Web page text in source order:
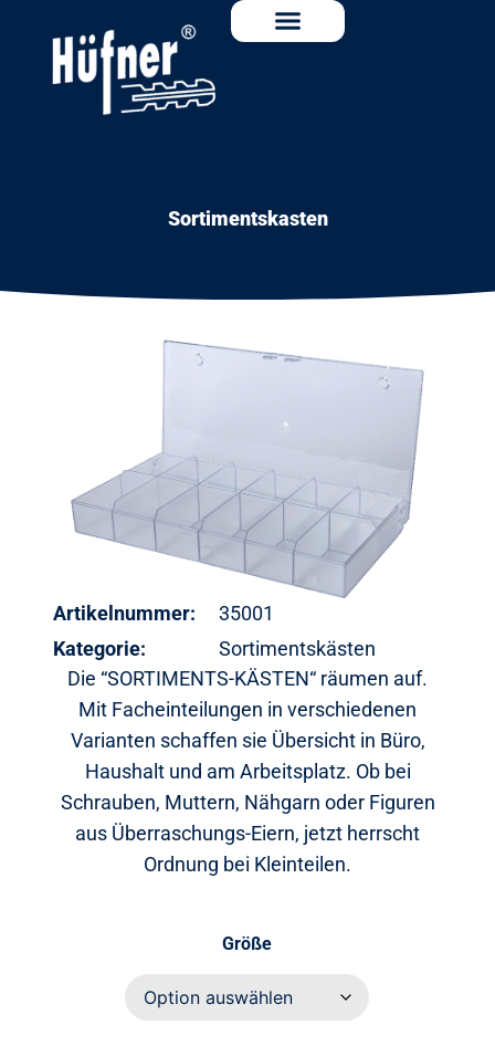
Sortimentskasten
Artikelnummer:
35001
Kategorie:
Sortimentskästen
Die “SORTIMENTS-KÄSTEN“ räumen auf.
Mit Facheinteilungen in verschiedenen
Varianten schaffen sie Übersicht in Büro,
Haushalt und am Arbeitsplatz. Ob bei
Schrauben, Muttern, Nähgarn oder Figuren
aus Überraschungs-Eiern, jetzt herrscht
Ordnung bei Kleinteilen.
Größe